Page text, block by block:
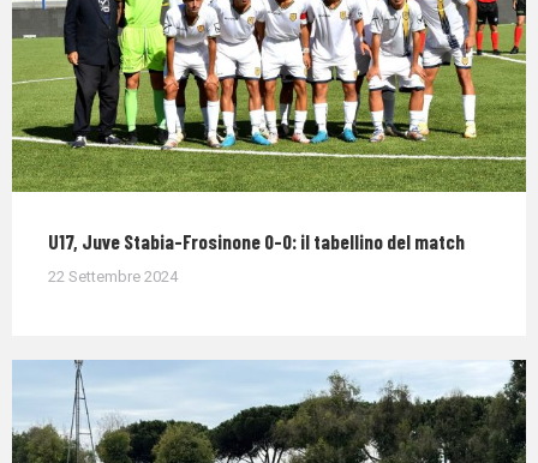
U17, Juve Stabia-Frosinone 0-0: il tabellino del match
22 Settembre 2024